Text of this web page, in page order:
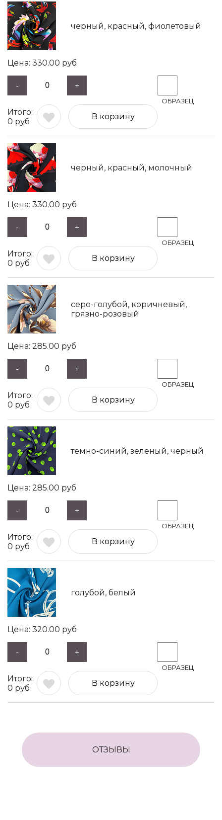
черный, красный, фиолетовый
330.00 руб
- +
0 руб
В корзину
черный, красный, молочный
330.00 руб
- +
0 руб
В корзину
серо-голубой, коричневый,
грязно-розовый
285.00 руб
- +
0 руб
В корзину
темно-синий, зеленый, черный
285.00 руб
- +
0 руб
В корзину
голубой, белый
320.00 руб
- +
0 руб
В корзину
ОТЗЫВЫ